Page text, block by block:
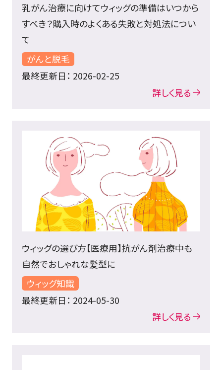
乳がん治療に向けてウィッグの準備はいつから
すべき？購入時のよくある失敗と対処法につい
て
がんと脱毛
最終更新日： 2026-02-25
詳しく見る
ウィッグの選び方【医療用】抗がん剤治療中も
自然でおしゃれな髪型に
ウィッグ知識
最終更新日： 2024-05-30
詳しく見る